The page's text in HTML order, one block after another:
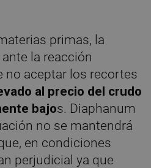
primas, la
la reacción
no aceptar los recortes
al precio del crudo
bajos. Diaphanum
no se mantendrá
en condiciones
perjudicial ya que